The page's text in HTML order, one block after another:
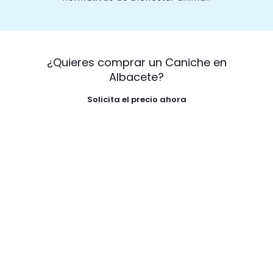
¿Quieres comprar un Caniche en
Albacete?
Solicita el precio ahora